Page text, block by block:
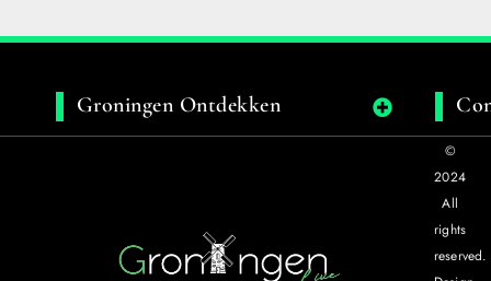
Groningen Ontdekken
©
2024
All
rights
reserved.